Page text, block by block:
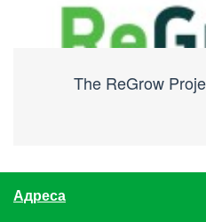
The ReGrow
Адреса